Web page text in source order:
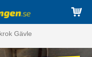
Gävle